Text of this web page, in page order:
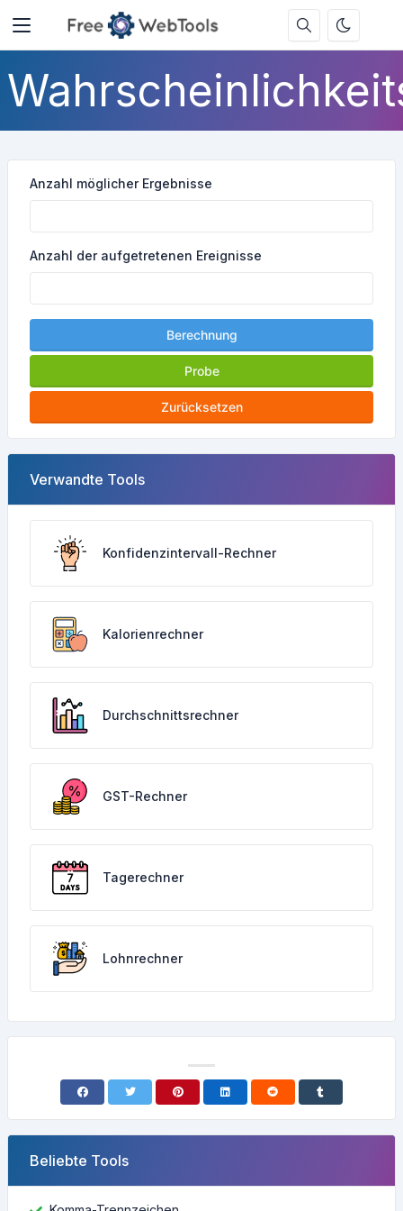
Anzahl möglicher Ergebnisse
Anzahl der aufgetretenen Ereignisse
Berechnung
Probe
Zurücksetzen
Verwandte Tools
Konfidenzintervall-Rechner
Kalorienrechner
Durchschnittsrechner
GST-Rechner
Tagerechner
Lohnrechner
Beliebte Tools